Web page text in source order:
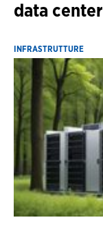
data center
INFRASTRUTTURE